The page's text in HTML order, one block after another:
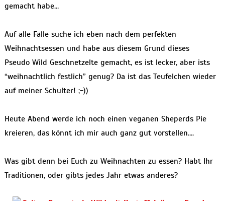
gemacht habe…
Auf alle Fälle suche ich eben nach dem perfekten
Weihnachtsessen und habe aus diesem Grund dieses
Pseudo Wild Geschnetzelte gemacht, es ist lecker, aber ists
“weihnachtlich festlich” genug? Da ist das Teufelchen wieder
auf meiner Schulter! ;-))
Heute Abend werde ich noch einen veganen Sheperds Pie
kreieren, das könnt ich mir auch ganz gut vorstellen….
Was gibt denn bei Euch zu Weihnachten zu essen? Habt Ihr
Traditionen, oder gibts jedes Jahr etwas anderes?